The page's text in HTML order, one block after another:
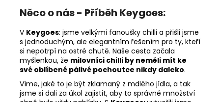
Něco o nás - Příběh Keygoes:
V Keygoes: jsme velkými fanoušky chilli a přišli jsme
s jednoduchým, ale elegantním řešením pro ty, kteří
si nepotrpí na ostré chutě. Naše cesta začala
myšlenkou, že milovníci chilli by neměli mít ke
své oblíbené pálivé pochoutce nikdy daleko.
Víme, jaké to je být zklamaný z mdlého jídla, a tak
jsme si dali za úkol zajistit, aby to správné množství